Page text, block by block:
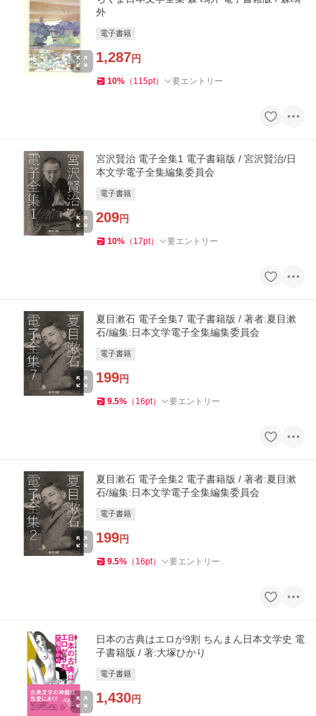
外
電子書籍
1,287円
10% （ 115pt） 要エントリー
宮沢賢治 電子全集1 電子書籍版 / 宮沢賢治/日
本文学電子全集編集委員会
電子書籍
209円
10% （ 17pt） 要エントリー
夏目漱石 電子全集7 電子書籍版 / 著者:夏目漱
石/編集:日本文学電子全集編集委員会
電子書籍
199円
9.5% （ 16pt） 要エントリー
夏目漱石 電子全集2 電子書籍版 / 著者:夏目漱
石/編集:日本文学電子全集編集委員会
電子書籍
199円
9.5% （ 16pt） 要エントリー
日本の古典はエロが9割 ちんまん日本文学史 電
子書籍版 / 著:大塚ひかり
電子書籍
1,430円